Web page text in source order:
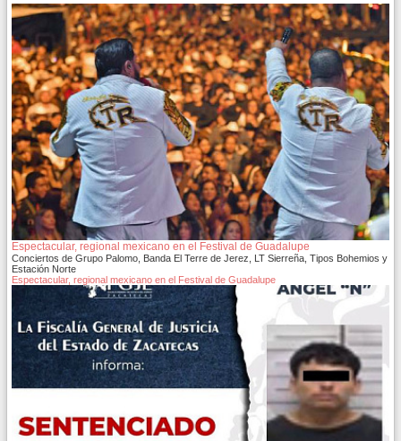
Espectacular, regional mexicano en el Festival de Guadalupe
Conciertos de Grupo Palomo, Banda El Terre de Jerez, LT Sierreña, Tipos Bohemios y
Estación Norte
Espectacular, regional mexicano en el Festival de Guadalupe